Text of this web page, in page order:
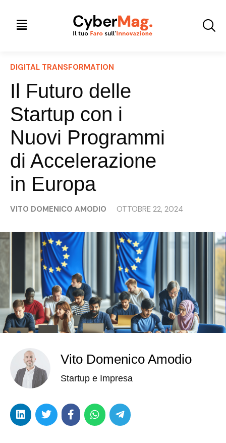
DIGITAL TRANSFORMATION
Il Futuro delle
Startup con i
Nuovi Programmi
di Accelerazione
in Europa
VITO DOMENICO AMODIO OTTOBRE 22, 2024
Vito Domenico Amodio
Startup e Impresa